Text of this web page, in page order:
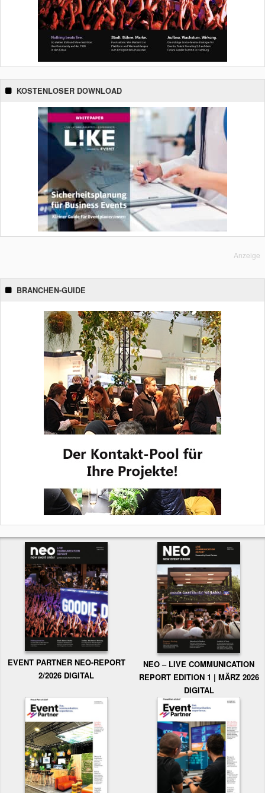
KOSTENLOSER DOWNLOAD
Anzeige
BRANCHEN-GUIDE
EVENT PARTNER NEO-REPORT
2/2026 DIGITAL
NEO – LIVE COMMUNICATION
REPORT EDITION 1 | MÄRZ 2026
DIGITAL